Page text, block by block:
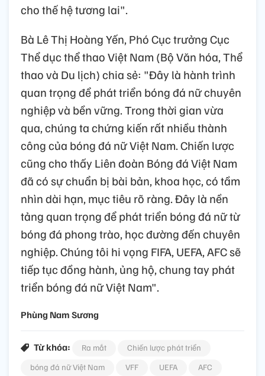
cho thế hệ tương lai".
Bà Lê Thị Hoàng Yến, Phó Cục trưởng Cục
Thể dục thể thao Việt Nam (Bộ Văn hóa, Thể
thao và Du lịch) chia sẻ: "Đây là hành trình
quan trọng để phát triển bóng đá nữ chuyên
nghiệp và bền vững. Trong thời gian vừa
qua, chúng ta chứng kiến rất nhiều thành
công của bóng đá nữ Việt Nam. Chiến lược
cũng cho thấy Liên đoàn Bóng đá Việt Nam
đã có sự chuẩn bị bài bản, khoa học, có tầm
nhìn dài hạn, mục tiêu rõ ràng. Đây là nền
tảng quan trọng để phát triển bóng đá nữ từ
bóng đá phong trào, học đường đến chuyên
nghiệp. Chúng tôi hi vọng FIFA, UEFA, AFC sẽ
tiếp tục đồng hành, ủng hộ, chung tay phát
triển bóng đá nữ Việt Nam".
Phùng Nam Sương
Từ khóa: Ra mắt
Chiến lược phát triển
bóng đá nữ Việt Nam
VFF UEFA AFC